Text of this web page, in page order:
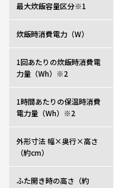
内蓋部分が少し重いと思いま
な!
0人が参考になっ
た
最大炊飯容量区分※1
炊飯時消費電力（W）
1回あたりの炊飯時消費電
力量（Wh）※2
1時間あたりの保温時消費
電力量（Wh）※2
外形寸法 幅×奥行×高さ
（約cm）
ふた開き時の高さ（約